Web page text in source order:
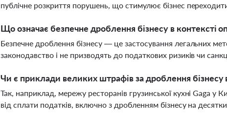
публічне розкриття порушень, що стимулює бізнес
Що означає безпечне дроблення бізнесу в контексті
Безпечне дроблення бізнесу — це застосування легальних
законодавство і не призводять до податкових ризиків чи
Чи є приклади великих штрафів за дроблення бізнесу
Так, наприклад, мережу ресторанів грузинської кухні Gaga
від сплати податків, включно з дробленням бізнесу на